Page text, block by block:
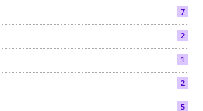
7
2
1
2
5